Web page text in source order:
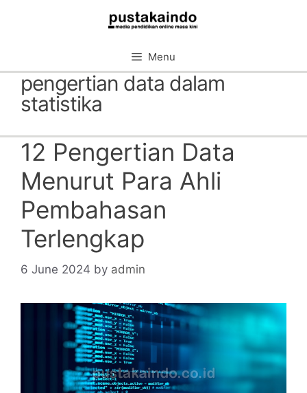
Menu
pengertian data dalam
statistika
12 Pengertian Data
Menurut Para Ahli
Pembahasan
Terlengkap
6 June 2024 by admin